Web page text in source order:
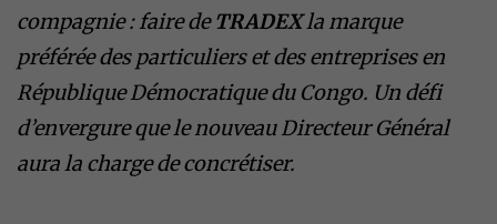
compagnie : faire deTRADEXla marque
préférée des particuliers et des entreprises en
République Démocratique du Congo. Un défi
d’envergure que le nouveau Directeur Général
aura la charge de concrétiser.